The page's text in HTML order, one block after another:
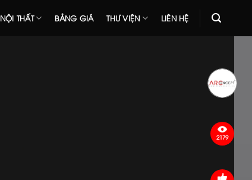
NỘI THẤT BẢNG GIÁ THƯ VIỆN LIÊN HỆ
2179